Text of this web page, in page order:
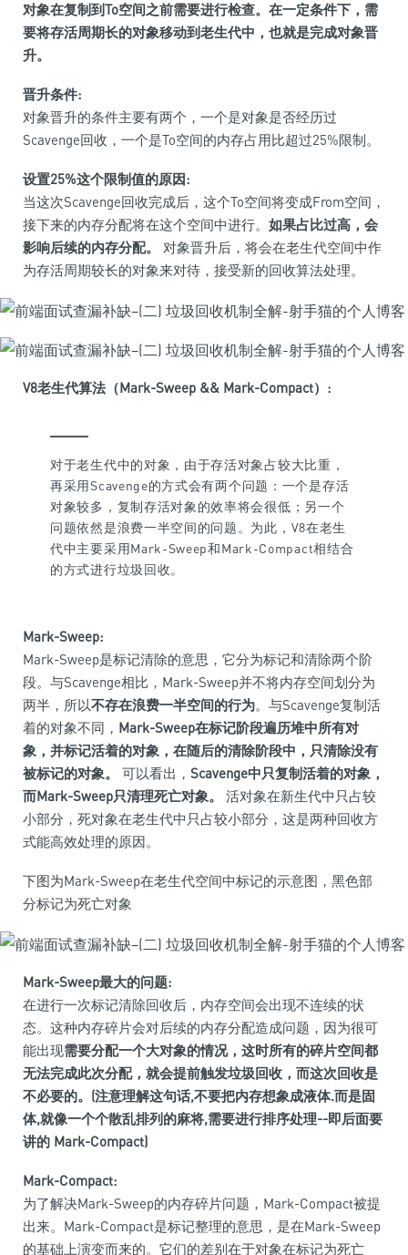
对象在复制到To空间之前需要进行检查。在一定条件下，需
要将存活周期长的对象移动到老生代中，也就是完成对象晋
升。
晋升条件:
对象晋升的条件主要有两个，一个是对象是否经历过
Scavenge回收，一个是To空间的内存占用比超过25%限制。
设置25%这个限制值的原因:
当这次Scavenge回收完成后，这个To空间将变成From空间，
接下来的内存分配将在这个空间中进行。 如果占比过高，会
影响后续的内存分配。
对象晋升后，将会在老生代空间中作
为存活周期较长的对象来对待，接受新的回收算法处理。
V8老生代算法（Mark-Sweep && Mark-Compact）:
对于老生代中的对象，由于存活对象占较大比重，
再采用Scavenge的方式会有两个问题：一个是存活
对象较多，复制存活对象的效率将会很低；另一个
问题依然是浪费一半空间的问题。为此，V8在老生
代中主要采用Mark-Sweep和Mark-Compact相结合
的方式进行垃圾回收。
Mark-Sweep:
Mark-Sweep是标记清除的意思，它分为标记和清除两个阶
段。与Scavenge相比，Mark-Sweep并不将内存空间划分为
两半，所以不存在浪费一半空间的行为。与Scavenge复制活
着的对象不同， Mark-Sweep在标记阶段遍历堆中所有对
象，并标记活着的对象，在随后的清除阶段中，只清除没有
被标记的对象。
可以看出， Scavenge中只复制活着的对象，
而Mark-Sweep只清理死亡对象。
活对象在新生代中只占较
小部分，死对象在老生代中只占较小部分，这是两种回收方
式能高效处理的原因。
下图为Mark-Sweep在老生代空间中标记的示意图，黑色部
分标记为死亡对象
Mark-Sweep最大的问题:
在进行一次标记清除回收后，内存空间会出现不连续的状
态。这种内存碎片会对后续的内存分配造成问题，因为很可
能出现需要分配一个大对象的情况，这时所有的碎片空间都
无法完成此次分配，就会提前触发垃圾回收，而这次回收是
不必要的。(注意理解这句话,不要把内存想象成液体.而是固
体,就像一个个散乱排列的麻将,需要进行排序处理--即后面要
讲的 Mark-Compact)
Mark-Compact:
为了解决Mark-Sweep的内存碎片问题，Mark-Compact被提
出来。Mark-Compact是标记整理的意思，是在Mark-Sweep
的基础上演变而来的。它们的差别在于对象在标记为死亡